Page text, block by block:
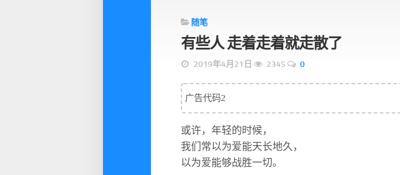
随笔
有些人 走着走着就走散了
2019年4月21日 2345 0
广告代码2
或许，年轻的时候，
我们常以为爱能天长地久，
以为爱能够战胜一切。